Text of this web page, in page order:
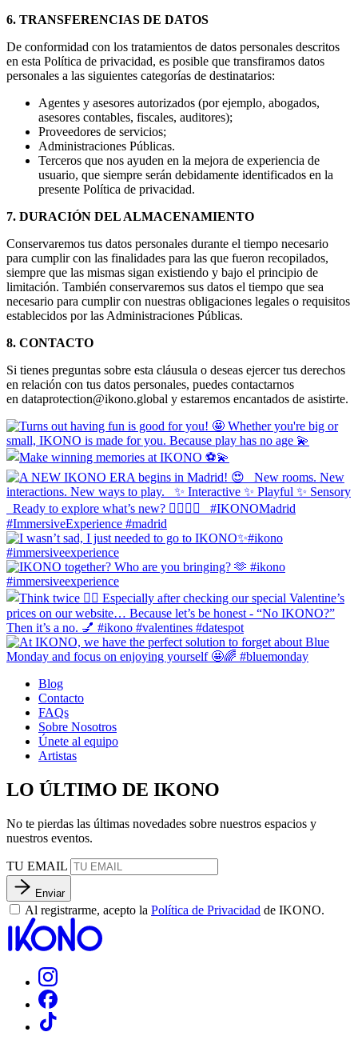
6. TRANSFERENCIAS DE DATOS
De conformidad con los tratamientos de datos personales descritos
en esta Política de privacidad, es posible que transfiramos datos
personales a las siguientes categorías de destinatarios:
Agentes y asesores autorizados (por ejemplo, abogados,
asesores contables, fiscales, auditores);
Proveedores de servicios;
Administraciones Públicas.
Terceros que nos ayuden en la mejora de experiencia de
usuario, que siempre serán debidamente identificados en la
presente Política de privacidad.
7. DURACIÓN DEL ALMACENAMIENTO
Conservaremos tus datos personales durante el tiempo necesario
para cumplir con las finalidades para las que fueron recopilados,
siempre que las mismas sigan existiendo y bajo el principio de
limitación. También conservaremos sus datos el tiempo que sea
necesario para cumplir con nuestras obligaciones legales o requisitos
establecidos por las Administraciones Públicas.
8. CONTACTO
Si tienes preguntas sobre esta cláusula o deseas ejercer tus derechos
en relación con tus datos personales, puedes contactarnos
en dataprotection@ikono.global y estaremos encantados de asistirte.
Blog
Contacto
FAQs
Sobre Nosotros
Únete al equipo
Artistas
LO ÚLTIMO DE IKONO
No te pierdas las últimas novedades sobre nuestros espacios y
nuestros eventos.
TU EMAIL
Enviar
Al registrarme, acepto la Política de Privacidad de IKONO.